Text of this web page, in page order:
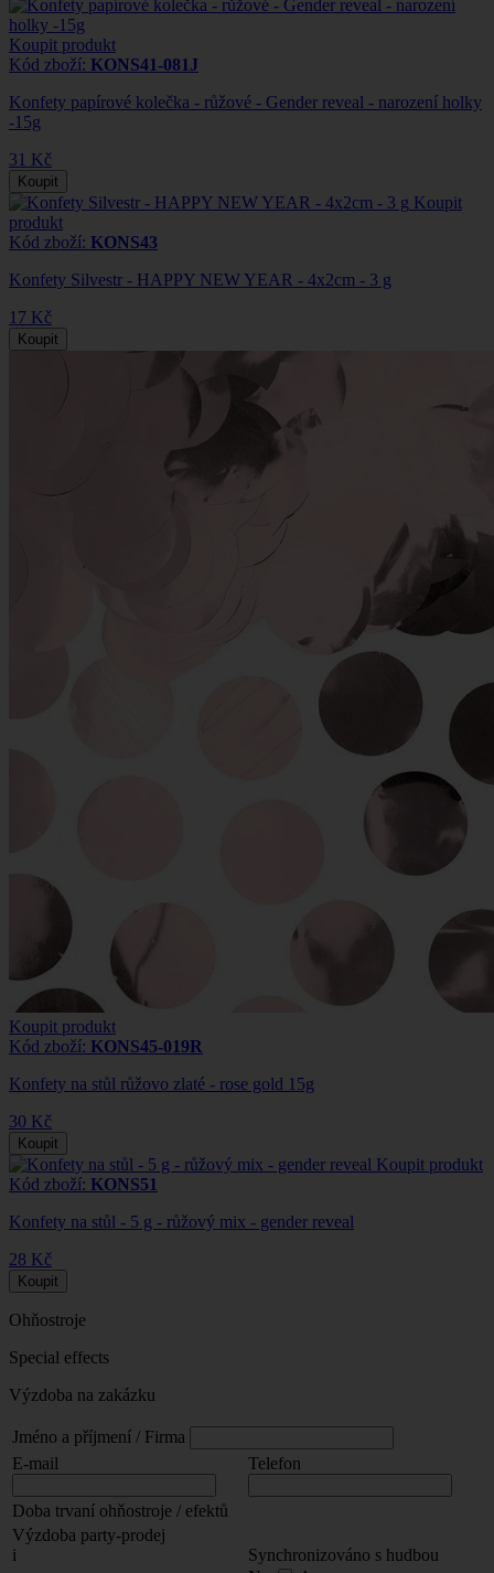
Koupit produkt
Kód zboží: KONS41-081J
Konfety papírové kolečka - růžové - Gender reveal - narození holky
-15g
31 Kč
Koupit
Koupit
produkt
Kód zboží: KONS43
Konfety Silvestr - HAPPY NEW YEAR - 4x2cm - 3 g
17 Kč
Koupit
Koupit produkt
Kód zboží: KONS45-019R
Konfety na stůl růžovo zlaté - rose gold 15g
30 Kč
Koupit
Koupit produkt
Kód zboží: KONS51
Konfety na stůl - 5 g - růžový mix - gender reveal
28 Kč
Koupit
Ohňostroje
Special effects
Výzdoba na zakázku
Jméno a příjmení / Firma
E-mail
Telefon
Doba trvaní ohňostroje / efektů
Výzdoba party-prodej
i
Synchronizováno s hudbou